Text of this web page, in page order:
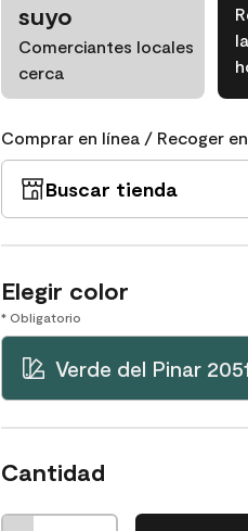
suyo
Comerciantes locales
cerca
Comprar en línea / Recoger
Buscar tienda
Elegir color
* Obligatorio
Verde del Pinar
Cantidad